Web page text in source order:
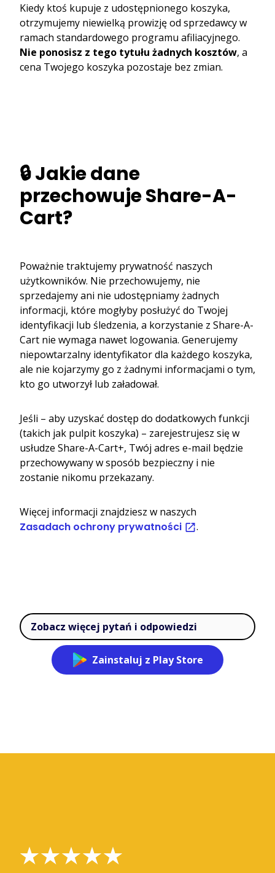
Kiedy ktoś kupuje z udostępnionego koszyka,
otrzymujemy niewielką prowizję od sprzedawcy w
ramach standardowego programu afiliacyjnego.
Nie ponosisz z tego tytułu żadnych kosztów, a
cena Twojego koszyka pozostaje bez zmian.
🔒 Jakie dane
przechowuje Share-A-
Cart?
Poważnie traktujemy prywatność naszych
użytkowników. Nie przechowujemy, nie
sprzedajemy ani nie udostępniamy żadnych
informacji, które mogłyby posłużyć do Twojej
identyfikacji lub śledzenia, a korzystanie z Share-A-
Cart nie wymaga nawet logowania. Generujemy
niepowtarzalny identyfikator dla każdego koszyka,
ale nie kojarzymy go z żadnymi informacjami o tym,
kto go utworzył lub załadował.
Jeśli – aby uzyskać dostęp do dodatkowych funkcji
(takich jak pulpit koszyka) – zarejestrujesz się w
usłudze Share-A-Cart+, Twój adres e-mail będzie
przechowywany w sposób bezpieczny i nie
zostanie nikomu przekazany.
Więcej informacji znajdziesz w naszych
Zasadach ochrony prywatności .
Zobacz więcej pytań i odpowiedzi
Zainstaluj z Play Store